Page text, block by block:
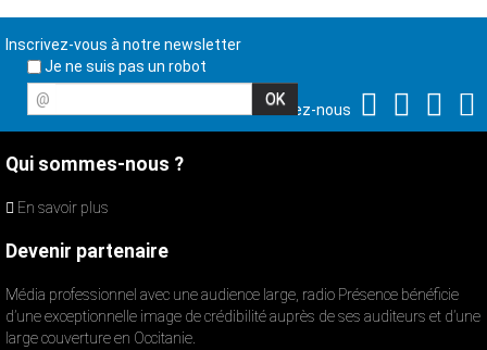
Inscrivez-vous à notre newsletter
Je ne suis pas un robot
@
Suivez-nous
Qui sommes-nous ?
En savoir plus
Devenir partenaire
Média professionnel avec une audience large, radio Présence bénéficie
d’une exceptionnelle image de crédibilité auprès de ses auditeurs et d’une
large couverture en Occitanie.